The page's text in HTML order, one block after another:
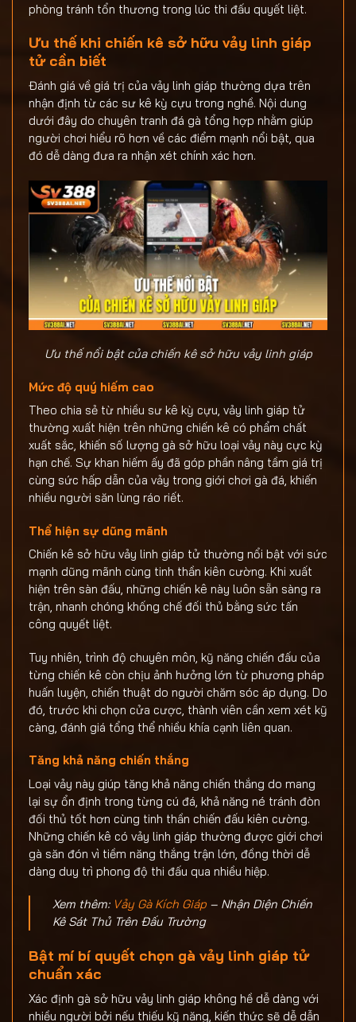
phòng tránh tổn thương trong lúc thi đấu quyết liệt.
Ưu thế khi chiến kê sở hữu vảy linh giáp
tử cần biết
Đánh giá về giá trị của vảy linh giáp thường dựa trên
nhận định từ các sư kê kỳ cựu trong nghề. Nội dung
dưới đây do chuyên tranh đá gà tổng hợp nhằm giúp
người chơi hiểu rõ hơn về các điểm mạnh nổi bật, qua
đó dễ dàng đưa ra nhận xét chính xác hơn.
Ưu thế nổi bật của chiến kê sở hữu vảy linh giáp
Mức độ quý hiếm cao
Theo chia sẻ từ nhiều sư kê kỳ cựu, vảy linh giáp tử
thường xuất hiện trên những chiến kê có phẩm chất
xuất sắc, khiến số lượng gà sở hữu loại vảy này cực kỳ
hạn chế. Sự khan hiếm ấy đã góp phần nâng tầm giá trị
cùng sức hấp dẫn của vảy trong giới chơi gà đá, khiến
nhiều người săn lùng ráo riết.
Thể hiện sự dũng mãnh
Chiến kê sở hữu vảy linh giáp tử thường nổi bật với sức
mạnh dũng mãnh cùng tinh thần kiên cường. Khi xuất
hiện trên sàn đấu, những chiến kê này luôn sẵn sàng ra
trận, nhanh chóng khống chế đối thủ bằng sức tấn
công quyết liệt.
Tuy nhiên, trình độ chuyên môn, kỹ năng chiến đấu của
từng chiến kê còn chịu ảnh hưởng lớn từ phương pháp
huấn luyện, chiến thuật do người chăm sóc áp dụng. Do
đó, trước khi chọn cửa cược, thành viên cần xem xét kỹ
càng, đánh giá tổng thể nhiều khía cạnh liên quan.
Tăng khả năng chiến thắng
Loại vảy này giúp tăng khả năng chiến thắng do mang
lại sự ổn định trong từng cú đá, khả năng né tránh đòn
đối thủ tốt hơn cùng tinh thần chiến đấu kiên cường.
Những chiến kê có vảy linh giáp thường được giới chơi
gà săn đón vì tiềm năng thắng trận lớn, đồng thời dễ
dàng duy trì phong độ thi đấu qua nhiều hiệp.
Xem thêm: Vảy Gà Kích Giáp – Nhận Diện Chiến
Kê Sát Thủ Trên Đấu Trường
Bật mí bí quyết chọn gà vảy linh giáp tử
chuẩn xác
Xác định gà sở hữu vảy linh giáp không hề dễ dàng với
nhiều người bởi nếu thiếu kỹ năng, kiến thức sẽ dễ dẫn